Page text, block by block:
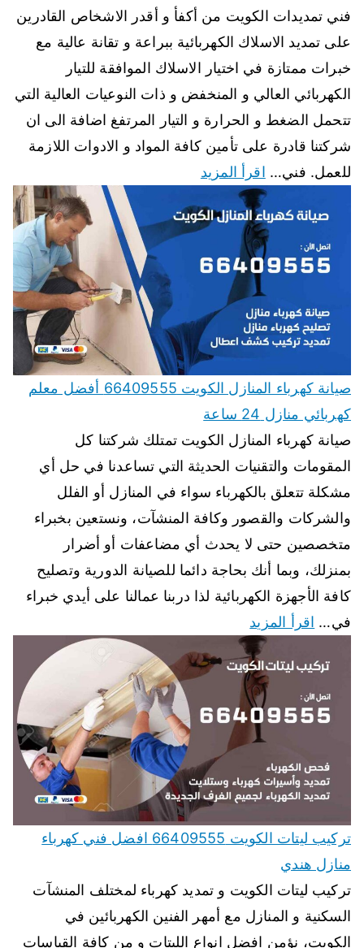
فني تمديدات الكويت من أكفأ و أقدر الاشخاص القادرين
على تمديد الاسلاك الكهربائية ببراعة و تقانة عالية مع
خبرات ممتازة في اختيار الاسلاك الموافقة للتيار
الكهربائي العالي و المنخفض و ذات النوعيات العالية التي
تتحمل الضغط و الحرارة و التيار المرتفغ اضافة الى ان
شركتنا قادرة على تأمين كافة المواد و الادوات اللازمة
للعمل. فني… اقرأ المزيد
صيانة كهرباء المنازل الكويت 66409555 أفضل معلم
كهربائي منازل 24 ساعة
صيانة كهرباء المنازل الكويت تمتلك شركتنا كل
المقومات والتقنيات الحديثة التي تساعدنا في حل أي
مشكلة تتعلق بالكهرباء سواء في المنازل أو الفلل
والشركات والقصور وكافة المنشآت، ونستعين بخبراء
متخصصين حتى لا يحدث أي مضاعفات أو أضرار
بمنزلك، وبما أنك بحاجة دائما للصيانة الدورية وتصليح
كافة الأجهزة الكهربائية لذا دربنا عمالنا على أيدي خبراء
في… اقرأ المزيد
تركيب ليتات الكويت 66409555 افضل فني كهرباء
منازل هندي
تركيب ليتات الكويت و تمديد كهرباء لمختلف المنشآت
السكنية و المنازل مع أمهر الفنين الكهربائين في
الكويت، نؤمن افضل انواع الليتات و من كافة القياسات